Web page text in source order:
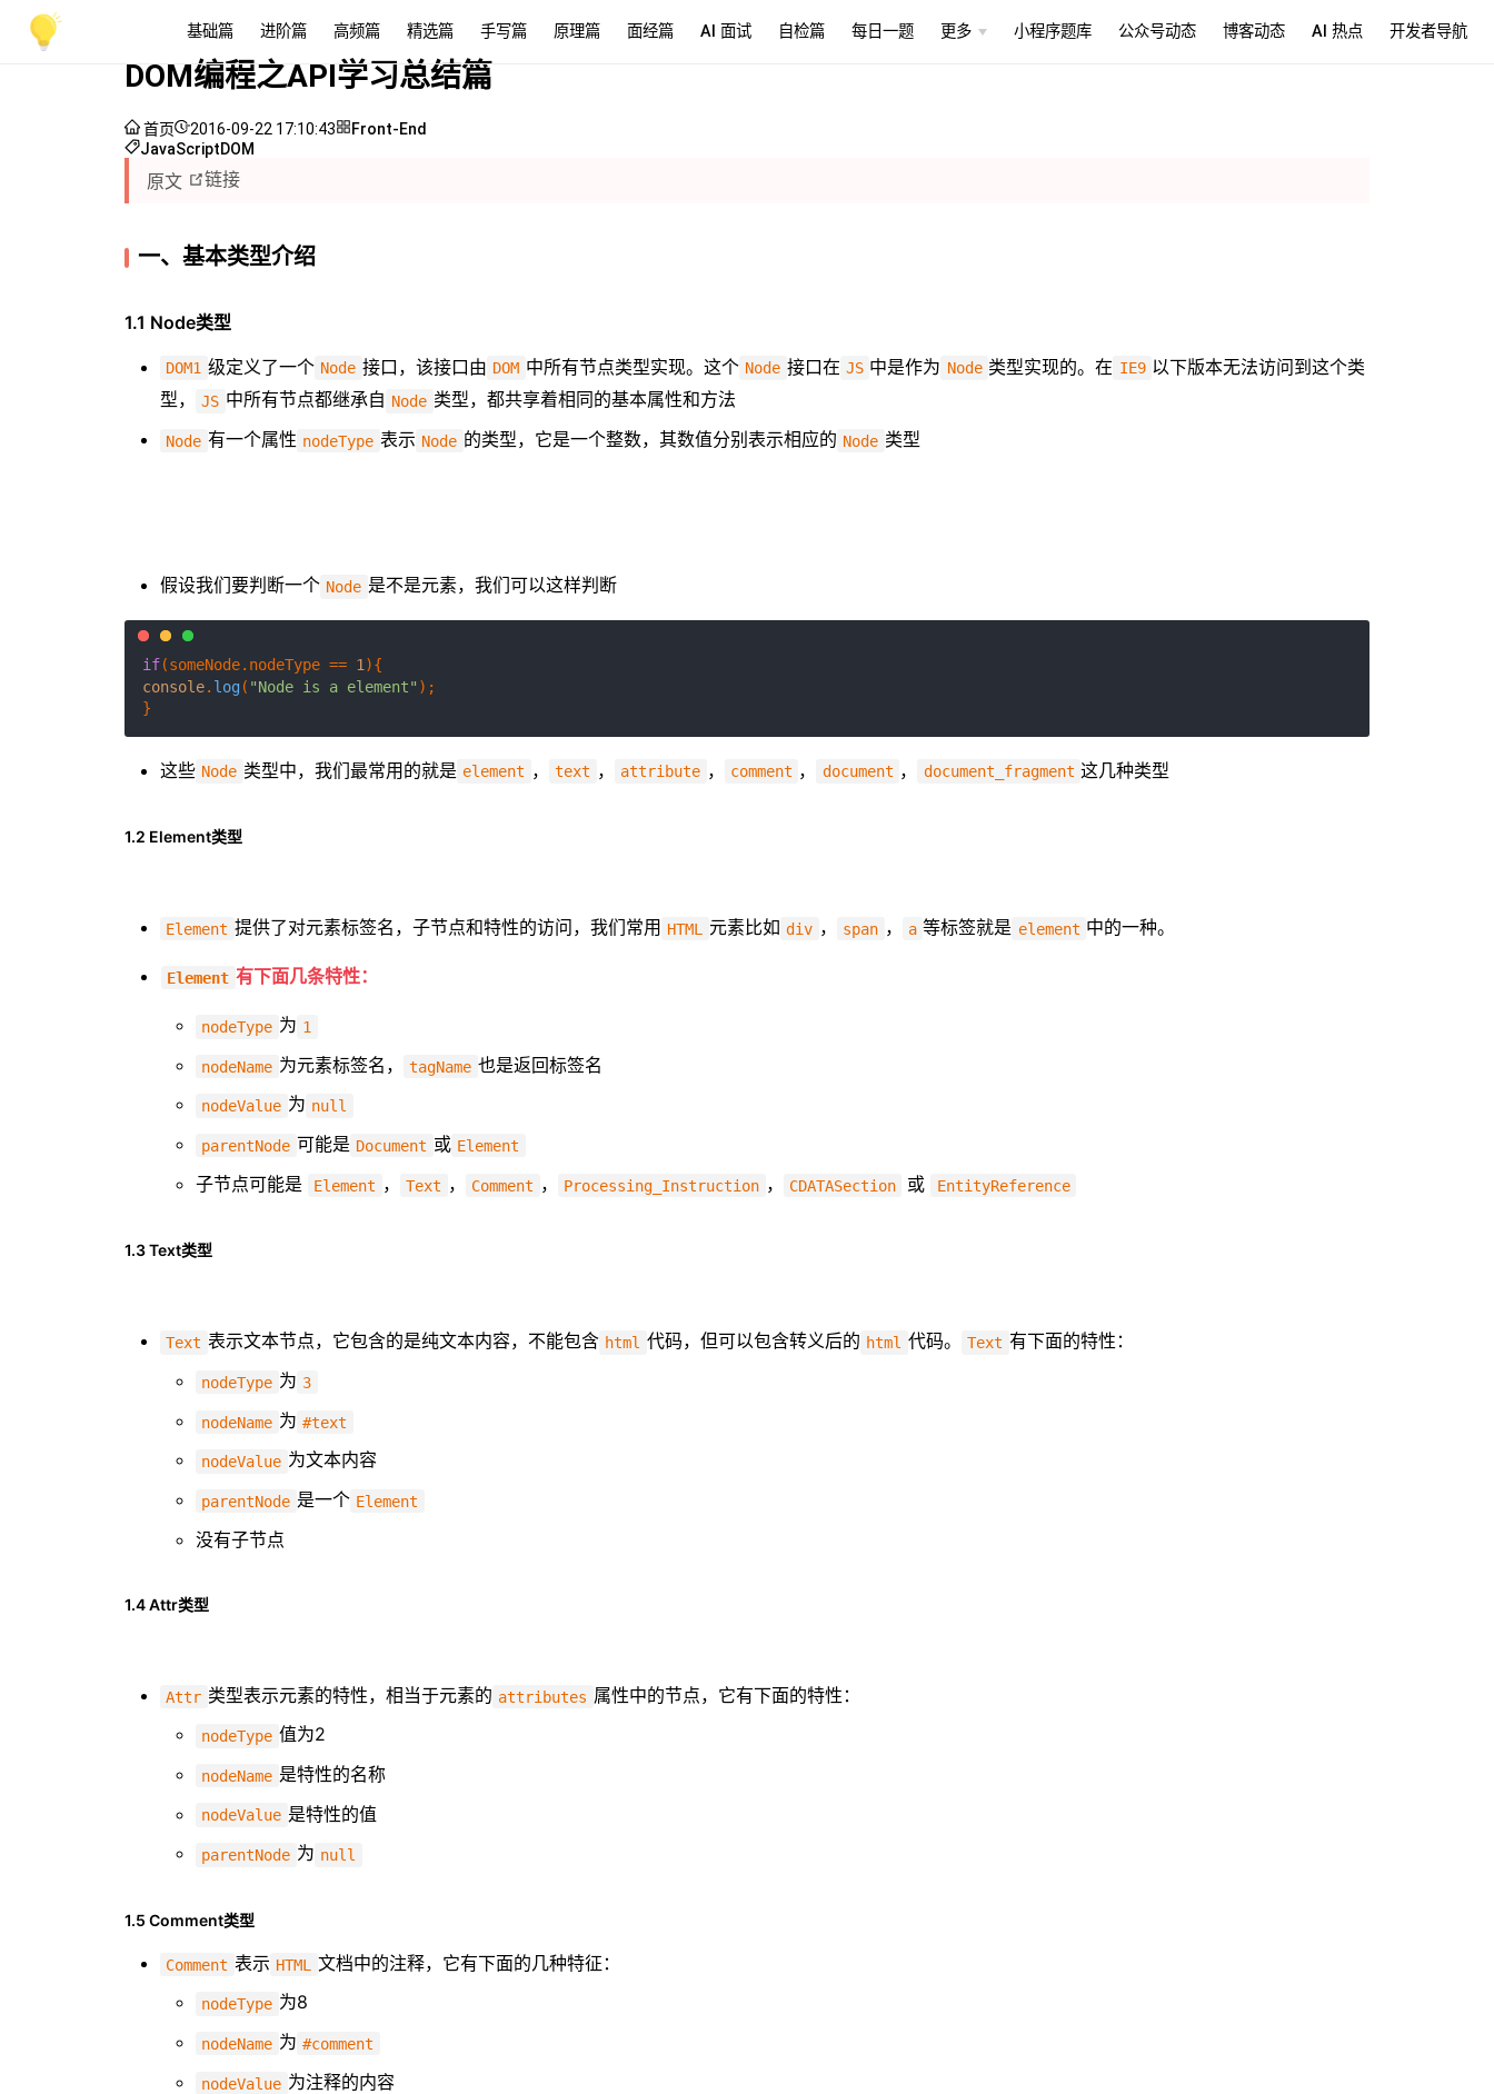
基础篇 进阶篇 高频篇 精选篇 手写篇 原理篇 面经篇 AI 面试 自检篇 每日一题 更多 小程序题库 公众号动态 博客动态 AI 热点 开发者导航
DOM编程之API学习总结篇
首页 2016-09-22 17:10:43
Front-End
JavaScriptDOM
原文 链接
一、基本类型介绍
1.1 Node类型
DOM1 级定义了一个 Node 接口，该接口由 DOM 中所有节点类型实现。这个 Node 接口在 JS 中是作为 Node 类型实现的。在 IE9 以下版本无法访问到这个类
型，
JS 中所有节点都继承自 Node 类型，都共享着相同的基本属性和方法
Node 有一个属性 nodeType 表示 Node 的类型，它是一个整数，其数值分别表示相应的 Node 类型
假设我们要判断一个 Node 是不是元素，我们可以这样判断
if(someNode. nodeType == 1
console log ( "Node is a element" );
这些 Node 类型中，我们最常用的就是 element ， text ， attribute ， comment ， document ， document_fragment 这几种类型
1.2 Element类型
Element 提供了对元素标签名，子节点和特性的访问，我们常用 HTML 元素比如 div ， span ， a 等标签就是 element 中的一种。
Element 有下面几条特性：
nodeType 为 1
nodeName 为元素标签名， tagName 也是返回标签名
nodeValue 为 null
parentNode 可能是 Document 或 Element
子节点可能是 Element ， Text ， Comment ， Processing_Instruction ， CDATASection 或 EntityReference
1.3 Text类型
Text 表示文本节点，它包含的是纯文本内容，不能包含 html 代码，但可以包含转义后的 html 代码。 Text 有下面的特性：
nodeType 为 3
nodeName 为 #text
nodeValue 为文本内容
parentNode 是一个 Element
没有子节点
1.4 Attr类型
Attr 类型表示元素的特性，相当于元素的 attributes 属性中的节点，它有下面的特性：
nodeType 值为2
nodeName 是特性的名称
nodeValue 是特性的值
parentNode 为 null
1.5 Comment类型
Comment 表示 HTML 文档中的注释，它有下面的几种特征：
nodeType 为8
nodeName 为 #comment
nodeValue 为注释的内容